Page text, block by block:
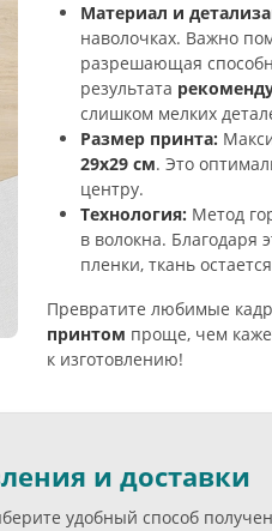
Материал и
наволочках. Важно
разрешающая
результата
слишком мелких
Размер принта:
29х29 см. Это
центру.
Технология: Метод
в волокна. Благодаря
пленки, ткань
Превратите любимые
принтом проще, чем
к изготовлению!
и доставки
удобный способ